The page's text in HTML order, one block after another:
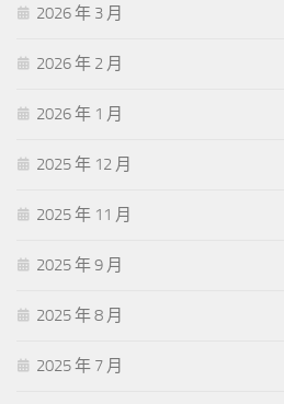
2026 年 3 月
2026 年 2 月
2026 年 1 月
2025 年 12 月
2025 年 11 月
2025 年 9 月
2025 年 8 月
2025 年 7 月